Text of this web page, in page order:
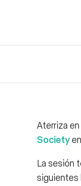
Aterriza
Society
La sesión
siguientes